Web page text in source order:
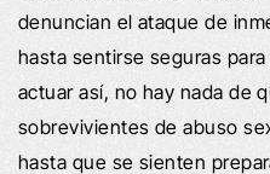
denuncian el ataque de
hasta sentirse seguras
actuar así, no hay nada de
sobrevivientes de abuso
hasta que se sienten